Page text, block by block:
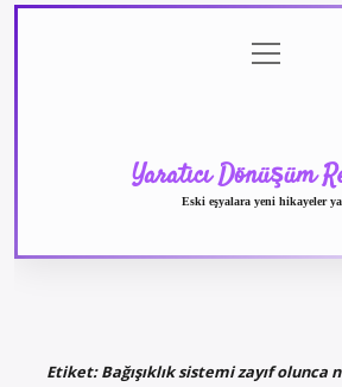
menüyü
aç
Yaratıcı Dönüşüm
Eski eşyalara yeni hikayeler
Etiket:Bağışıklık sistemi zayıf olunca